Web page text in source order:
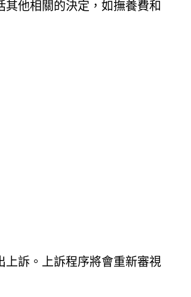
他相關的決定，如撫養費和
訴。上訴程序將會重新審視